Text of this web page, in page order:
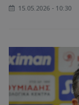
15.05.2026 - 10:30